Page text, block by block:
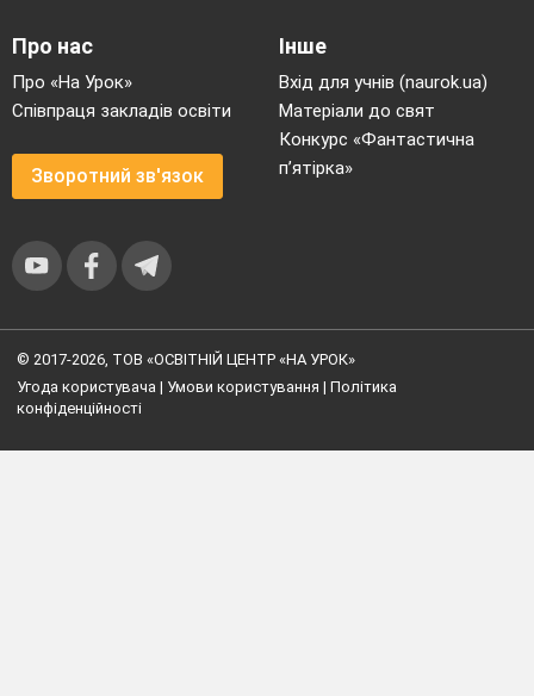
Про нас
Про «На Урок»
Співпраця закладів освіти
Зворотний зв'язок
Інше
Вхід для учнів (naurok.ua)
Матеріали до свят
Конкурс «Фантастична
п’ятірка»
© 2017-2026, ТОВ «ОСВІТНІЙ ЦЕНТР «НА УРОК»
Угода користувача | Умови користування | Політика
конфіденційності